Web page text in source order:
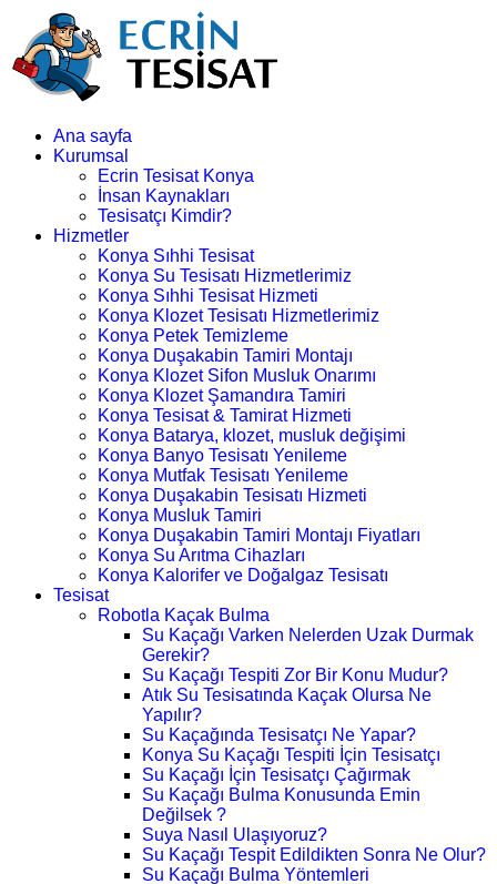
Ana sayfa
Kurumsal
Ecrin Tesisat Konya
İnsan Kaynakları
Tesisatçı Kimdir?
Hizmetler
Konya Sıhhi Tesisat
Konya Su Tesisatı Hizmetlerimiz
Konya Sıhhi Tesisat Hizmeti
Konya Klozet Tesisatı Hizmetlerimiz
Konya Petek Temizleme
Konya Duşakabin Tamiri Montajı
Konya Klozet Sifon Musluk Onarımı
Konya Klozet Şamandıra Tamiri
Konya Tesisat & Tamirat Hizmeti
Konya Batarya, klozet, musluk değişimi
Konya Banyo Tesisatı Yenileme
Konya Mutfak Tesisatı Yenileme
Konya Duşakabin Tesisatı Hizmeti
Konya Musluk Tamiri
Konya Duşakabin Tamiri Montajı Fiyatları
Konya Su Arıtma Cihazları
Konya Kalorifer ve Doğalgaz Tesisatı
Tesisat
Robotla Kaçak Bulma
Su Kaçağı Varken Nelerden Uzak Durmak
Gerekir?
Su Kaçağı Tespiti Zor Bir Konu Mudur?
Atık Su Tesisatında Kaçak Olursa Ne
Yapılır?
Su Kaçağında Tesisatçı Ne Yapar?
Konya Su Kaçağı Tespiti İçin Tesisatçı
Su Kaçağı İçin Tesisatçı Çağırmak
Su Kaçağı Bulma Konusunda Emin
Değilsek ?
Suya Nasıl Ulaşıyoruz?
Su Kaçağı Tespit Edildikten Sonra Ne Olur?
Su Kaçağı Bulma Yöntemleri